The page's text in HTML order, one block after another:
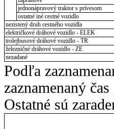
jednonápravový traktor s prívesom
ostatné iné cestné vozidlo
nezistený druh cestného vozidla
električkové dráhové vozidlo - ELEK
trolejbusové dráhové vozidlo - TR
železničné dráhové vozidlo - ZE
nezadané
Podľa
zaznamenaný
Ostatné sú